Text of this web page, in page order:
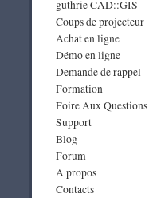
guthrie CAD::GIS
Coups de projecteur
Achat en ligne
Démo en ligne
Demande de rappel
Formation
Foire Aux Questions
Support
Blog
Forum
À propos
Contacts